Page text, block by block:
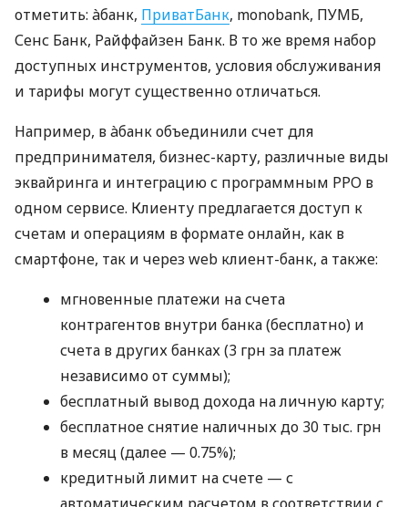
отметить: àбанк, ПриватБанк, monobank, ПУМБ,
Сенс Банк, Райффайзен Банк. В то же время набор
доступных инструментов, условия обслуживания
и тарифы могут существенно отличаться.
Например, в àбанк объединили счет для
предпринимателя, бизнес-карту, различные виды
эквайринга и интеграцию с программным РРО в
одном сервисе. Клиенту предлагается доступ к
счетам и операциям в формате онлайн, как в
смартфоне, так и через web клиент-банк, а также:
мгновенные платежи на счета
контрагентов внутри банка (бесплатно) и
счета в других банках (3 грн за платеж
независимо от суммы);
бесплатный вывод дохода на личную карту;
бесплатное снятие наличных до 30 тыс. грн
в месяц (далее — 0.75%);
кредитный лимит на счете — с
автоматическим расчетом в соответствии с